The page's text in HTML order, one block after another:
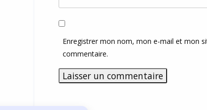
Enregistrer mon nom, mon e-mail et mon
commentaire.